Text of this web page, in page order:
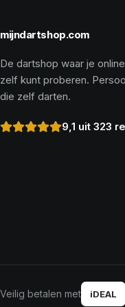
mijndartshop.com
De dartshop waar je
zelf kunt proberen.
die zelf darten.
9,1 uit 323
Veilig betalen met iDEAL